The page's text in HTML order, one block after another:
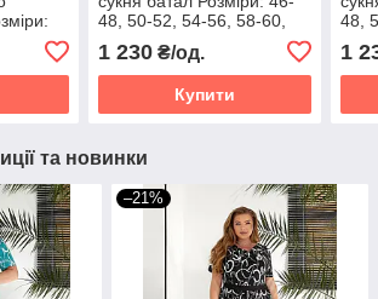
48, 50-52, 54-56, 58-60,
1 230₴/од.
Купити
48,
1
та новинки
–21%